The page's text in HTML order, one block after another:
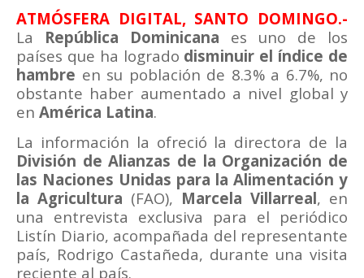
ATMÓSFERA DIGITAL, SANTO DOMINGO.-
La República Dominicana es uno de los
países que ha logrado disminuir el índice de
hambre en su población de 8.3% a 6.7%, no
obstante haber aumentado a nivel global y
en América Latina.
La información la ofreció la directora de la
División de Alianzas de la Organización de
las Naciones Unidas para la Alimentación y
la Agricultura (FAO), Marcela Villarreal, en
una entrevista exclusiva para el periódico
Listín Diario, acompañada del representante
país, Rodrigo Castañeda, durante una visita
reciente al país.